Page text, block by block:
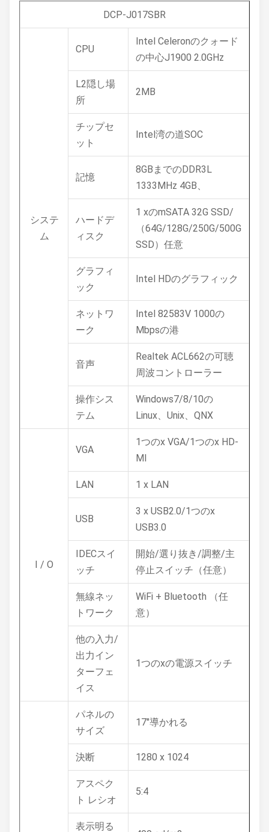
DCP-J017SBR
システ
ム
CPU
Intel Celeronのクォード
の中心J1900 2.0GHz
L2隠し場
所
2MB
チップセ
ット
Intel湾の道SOC
記憶
8GBまでのDDR3L
1333MHz 4GB、
ハードデ
ィスク
1 xのmSATA 32G SSD/
（64G/128G/250G/500G
SSD）任意
グラフィ
ック
Intel HDのグラフィック
ネットワ
ーク
Intel 82583V 1000の
Mbpsの港
音声
Realtek ACL662の可聴
周波コントローラー
操作シス
テム
Windows7/8/10の
Linux、Unix、QNX
I / O
VGA
1つのx VGA/1つのx HD-
MI
LAN 1 x LAN
USB
3 x USB2.0/1つのx
USB3.0
IDECスイ
ッチ
開始/選り抜き/調整/主
停止スイッチ（任意）
無線ネッ
トワーク
WiFi + Bluetooth （任
意）
他の入力/
出力イン
ターフェ
イス
1つのxの電源スイッチ
パネルの
サイズ
17"導かれる
決断 1280 x 1024
アスペク
ト レシオ
5:4
表示明る